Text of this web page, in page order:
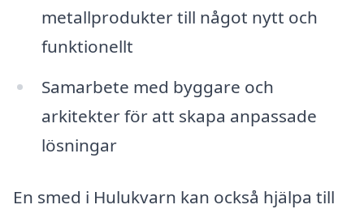
metallprodukter till något nytt och
funktionellt
Samarbete med byggare och
arkitekter för att skapa anpassade
lösningar
En smed i Hulukvarn kan också hjälpa till